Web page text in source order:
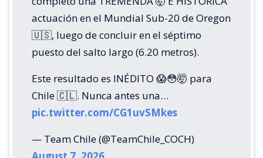
actuación en el Mundial Sub-20 de Oregon
🇺🇸, luego de concluir en el séptimo
puesto del salto largo (6.20 metros).
Este resultado es INÉDITO 😱😳🤯 para
Chile 🇨🇱. Nunca antes una…
pic.twitter.com/CG1uvSMkes
— Team Chile (@TeamChile_COCH)